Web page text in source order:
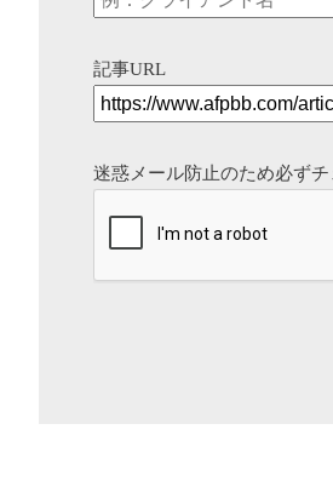
記事URL
迷惑メール防止のため必ず